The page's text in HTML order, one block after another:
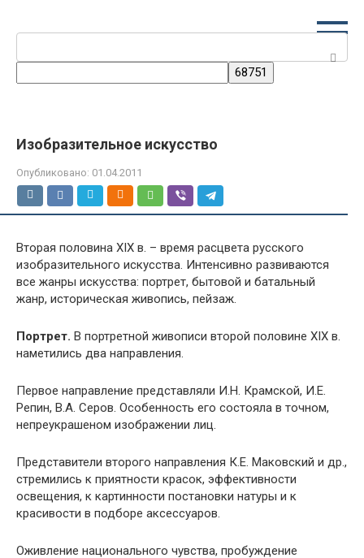
Изобразительное искусство
Опубликовано: 01.04.2011
Вторая половина XIX в. – время расцвета русского
изобразительного искусства. Интенсивно развиваются
все жанры искусства: портрет, бытовой и батальный
жанр, историческая живопись, пейзаж.
Портрет. В портретной живописи второй половине XIX в.
наметились два направления.
Первое направление представляли И.Н. Крамской, И.Е.
Репин, В.А. Серов. Особенность его состояла в точном,
непреукрашеном изображении лиц.
Представители второго направления К.Е. Маковский и др.,
стремились к приятности красок, эффективности
освещения, к картинности постановки натуры и к
красивости в подборе аксессуаров.
Оживление национального чувства, пробуждение